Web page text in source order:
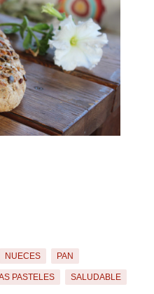
NUECES PAN
PASTELES SALUDABLE